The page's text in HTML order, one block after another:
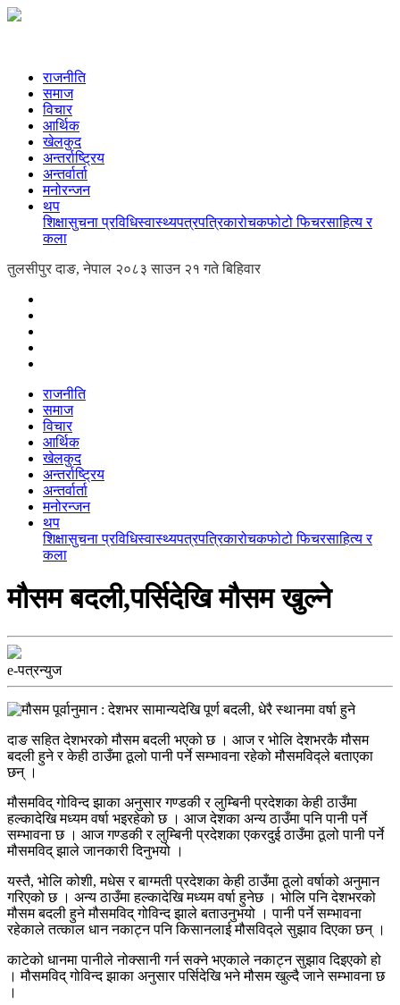
राजनीति
समाज
विचार
आर्थिक
खेलकुद
अन्तर्राष्ट्रिय
अन्तर्वार्ता
मनोरन्जन
थप
शिक्षासुचना प्रविधिस्वास्थ्यपत्रपत्रिकारोचकफोटो फिचरसाहित्य र
कला
तुलसीपुर दाङ, नेपाल २०८३ साउन २१ गते बिहिवार
राजनीति
समाज
विचार
आर्थिक
खेलकुद
अन्तर्राष्ट्रिय
अन्तर्वार्ता
मनोरन्जन
थप
शिक्षासुचना प्रविधिस्वास्थ्यपत्रपत्रिकारोचकफोटो फिचरसाहित्य र
कला
मौसम बदली,पर्सिदेखि मौसम खुल्ने
e-पत्रन्युज
दाङ सहित देशभरको मौसम बदली भएको छ । आज र भोलि देशभरकै मौसम
बदली हुने र केही ठाउँमा ठूलो पानी पर्ने सम्भावना रहेको मौसमविद्ले बताएका
छन् ।
मौसमविद् गोविन्द झाका अनुसार गण्डकी र लुम्बिनी प्रदेशका केही ठाउँमा
हल्कादेखि मध्यम वर्षा भइरहेको छ । आज देशका अन्य ठाउँमा पनि पानी पर्ने
सम्भावना छ । आज गण्डकी र लुम्बिनी प्रदेशका एकरदुई ठाउँमा ठूलो पानी पर्ने
मौसमविद् झाले जानकारी दिनुभयो ।
यस्तै, भोलि कोशी, मधेस र बाग्मती प्रदेशका केही ठाउँमा ठूलो वर्षाको अनुमान
गरिएको छ । अन्य ठाउँमा हल्कादेखि मध्यम वर्षा हुनेछ । भोलि पनि देशभरको
मौसम बदली हुने मौसमविद् गोविन्द झाले बताउनुभयो । पानी पर्ने सम्भावना
रहेकाले तत्काल धान नकाट्न पनि किसानलाई मौसविद्ले सुझाव दिएका छन् ।
काटेको धानमा पानीले नोक्सानी गर्न सक्ने भएकाले नकाट्न सुझाव दिइएको हो
। मौसमविद् गोविन्द झाका अनुसार पर्सिदेखि भने मौसम खुल्दै जाने सम्भावना छ
।